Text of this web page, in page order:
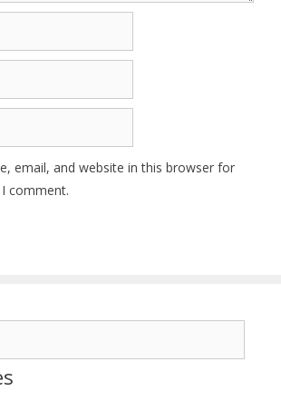
email, and website in this browser for
comment.